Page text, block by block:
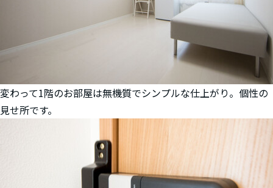
変わって1階のお部屋は無機質でシンプルな仕上がり。個性の
見せ所です。